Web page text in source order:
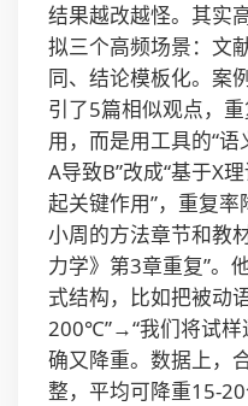
结果越改越怪。其实
拟三个高频场景：文
同、结论模板化。案
引了5篇相似观点，
用，而是用工具的“语
A导致B”改成“基于X
起关键作用”，重复
小周的方法章节和教
力学》第3章重复”。
式结构，比如把被动
200℃”→“我们将试样
确又降重。数据上，
整，平均可降重15-